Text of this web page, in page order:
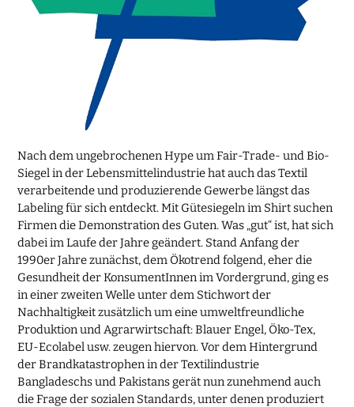
Nach dem ungebrochenen Hype um Fair-Trade- und Bio-
Siegel in der Lebensmittelindustrie hat auch das Textil
verarbeitende und produzierende Gewerbe längst das
Labeling für sich entdeckt. Mit Gütesiegeln im Shirt suchen
Firmen die Demonstration des Guten. Was „gut“ ist, hat sich
dabei im Laufe der Jahre geändert. Stand Anfang der
1990er Jahre zunächst, dem Ökotrend folgend, eher die
Gesundheit der KonsumentInnen im Vordergrund, ging es
in einer zweiten Welle unter dem Stichwort der
Nachhaltigkeit zusätzlich um eine umweltfreundliche
Produktion und Agrarwirtschaft: Blauer Engel, Öko-Tex,
EU-Ecolabel usw. zeugen hiervon. Vor dem Hintergrund
der Brandkatastrophen in der Textilindustrie
Bangladeschs und Pakistans gerät nun zunehmend auch
die Frage der sozialen Standards, unter denen produziert